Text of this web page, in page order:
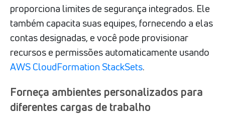
proporciona limites de segurança integrados. Ele
também capacita suas equipes, fornecendo a elas
contas designadas, e você pode provisionar
recursos e permissões automaticamente usando
AWS CloudFormation StackSets.
Forneça ambientes personalizados para
diferentes cargas de trabalho